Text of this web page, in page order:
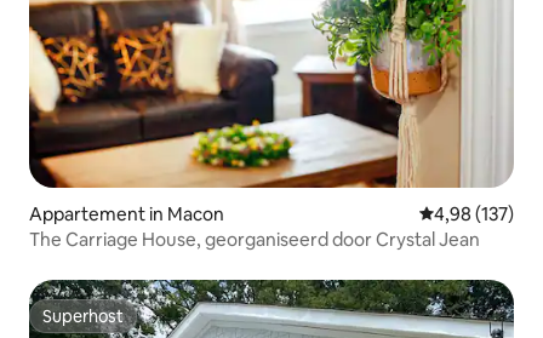
Appartement in Macon Gemiddelde
4,98 (137)
The Carriage House, georganiseerd door Crystal Jean
Superhost
Superhost